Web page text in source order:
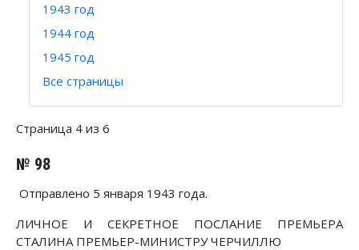
1943 год
1944 год
1945 год
Все страницы
Страница 4 из 6
№ 98
Отправлено 5 января 1943 года.
ЛИЧНОЕ И СЕКРЕТНОЕ ПОСЛАНИЕ ПРЕМЬЕРА
СТАЛИНА ПРЕМЬЕР-МИНИСТРУ ЧЕРЧИЛЛЮ